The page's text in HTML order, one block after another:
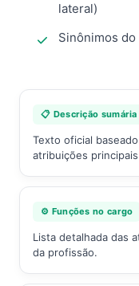
lateral)
Sinônimos
📋 Descrição sumária
Texto oficial
atribuições
⚙️ Funções no cargo
Lista detalhada das
da profissão.